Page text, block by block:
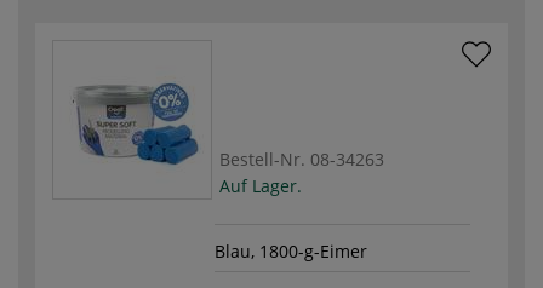
Bestell-Nr. 08-34263
Auf Lager.
Blau, 1800-g-Eimer